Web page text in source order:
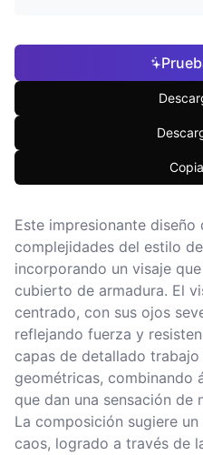
Este impresionante
complejidades del estilo
incorporando un visaje
cubierto de armadura. El
centrado, con sus ojos
reflejando fuerza y
capas de detallado
geométricas, combinando
que dan una sensación
La composición sugiere
caos, logrado a través de